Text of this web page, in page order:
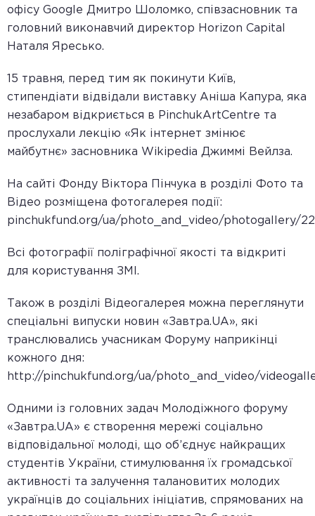
офісу Google Дмитро Шоломко, співзасновник та
головний виконавчий директор Horizon Capital
Наталя Яресько.
15 травня, перед тим як покинути Київ,
стипендіати відвідали виставку Аніша Капура, яка
незабаром відкриється в PinchukArtCentre та
прослухали лекцію «Як інтернет змінює
майбутнє» засновника Wikipedia Джиммі Вейлза.
На сайті Фонду Віктора Пінчука в розділі Фото та
Відео розміщена фотогалерея події:
pinchukfund.org/ua/photo_and_video/photogallery/
Всі фотографії поліграфічної якості та відкриті
для користування ЗМІ.
Також в розділі Відеогалерея можна переглянути
спеціальні випуски новин «Завтра.UA», які
транслювались учасникам Форуму наприкінці
кожного дня:
http://pinchukfund.org/ua/photo_and_video/
Одними із головних задач Молодіжного форуму
«Завтра.UA» є створення мережі соціально
відповідальної молоді, що об’єднує найкращих
студентів України, стимулювання їх громадської
активності та залучення талановитих молодих
українців до соціальних ініціатив, спрямованих на